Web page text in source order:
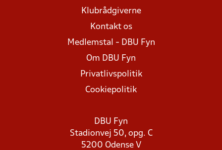
Klubrådgiverne
Kontakt os
Medlemstal - DBU Fyn
Om DBU Fyn
Privatlivspolitik
Cookiepolitik
DBU Fyn
Stadionvej 50, opg. C
5200 Odense V